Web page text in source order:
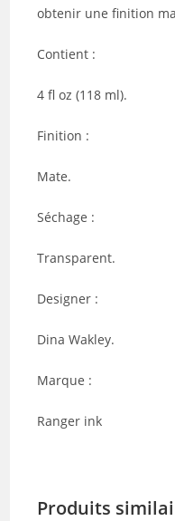
obtenir une finition
Contient :
4 fl oz (118 ml).
Finition :
Mate.
Séchage :
Transparent.
Designer :
Dina Wakley.
Marque :
Ranger ink
Produits